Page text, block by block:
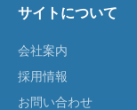
サイトについて
会社案内
採用情報
お問い合わせ